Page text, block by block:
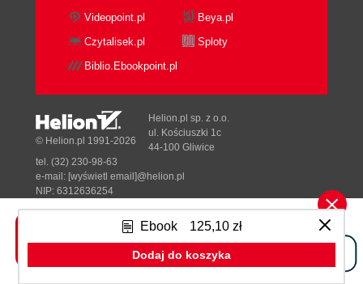
Ebook 125,10 zł
Dodaj do koszyka
Videopoint.pl
Beya.pl
Czytalisek.pl
Sploty
Biblio.Ebookpoint.pl
Tonik.pl
© Helion.pl 1991-2026
Helion.pl sp. z o.o.
ul. Kościuszki 1c
44-100 Gliwice
tel. (32) 230-98-63
e-mail: [wyświetl email]@helion.pl
NIP: 6312636254